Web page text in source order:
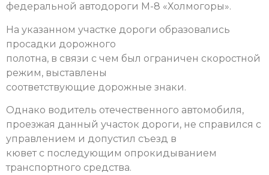
федеральной автодороги М-8 «Холмогоры».
На указанном участке дороги образовались
просадки дорожного
полотна, в связи с чем был ограничен скоростной
режим, выставлены
соответствующие дорожные знаки.
Однако водитель отечественного автомобиля,
проезжая данный участок дороги, не справился с
управлением и допустил съезд в
кювет с последующим опрокидыванием
транспортного средства.